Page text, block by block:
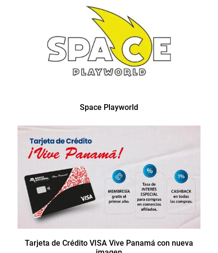
Space Playworld
Tarjeta de Crédito VISA Vive Panamá con nueva